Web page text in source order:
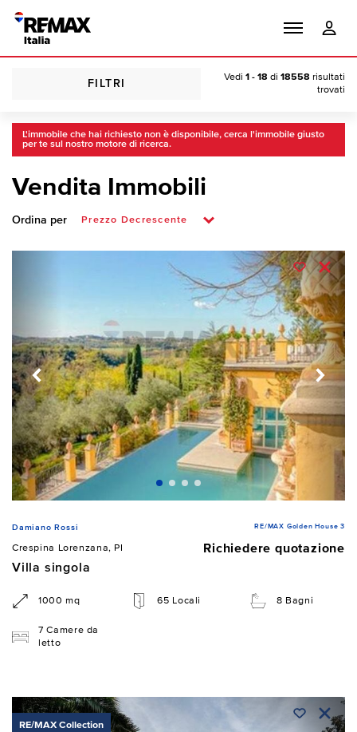
FILTRI
Vedi 1 - 18 di 18558 risultati
trovati
L'immobile che hai richiesto non è disponibile, cerca l'immobile giusto
per te sul nostro motore di ricerca.
Vendita Immobili
Ordina per
Damiano Rossi RE/MAX Golden House 3
Crespina Lorenzana, PI
Richiedere quotazione
Villa singola
1000 mq 65 Locali 8 Bagni
7 Camere da
letto
RE/MAX Collection